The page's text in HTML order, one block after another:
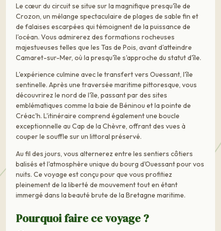
Le cœur du circuit se situe sur la magnifique presqu'île de
Crozon, un mélange spectaculaire de plages de sable fin et
de falaises escarpées qui témoignent de la puissance de
l'océan. Vous admirerez des formations rocheuses
majestueuses telles que les Tas de Pois, avant d'atteindre
Camaret-sur-Mer, où la presqu'île s'approche du statut d'île.
L'expérience culmine avec le transfert vers Ouessant, l'île
sentinelle. Après une traversée maritime pittoresque, vous
découvrirez le nord de l'île, passant par des sites
emblématiques comme la baie de Béninou et la pointe de
Créac'h. L'itinéraire comprend également une boucle
exceptionnelle au Cap de la Chèvre, offrant des vues à
couper le souffle sur un littoral préservé.
Au fil des jours, vous alternerez entre les sentiers côtiers
balisés et l'atmosphère unique du bourg d'Ouessant pour vos
nuits. Ce voyage est conçu pour que vous profitiez
pleinement de la liberté de mouvement tout en étant
immergé dans la beauté brute de la Bretagne maritime.
Pourquoi faire ce voyage ?